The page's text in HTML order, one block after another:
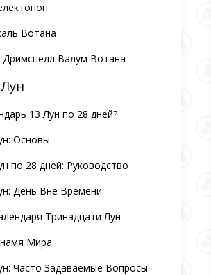
Вотана
Валум Вотана
13 Лун по 28 дней?
Основы
по 28 дней: Руководство
День Вне Времени
Тринадцати Лун
Мира
Часто Задаваемые Вопросы